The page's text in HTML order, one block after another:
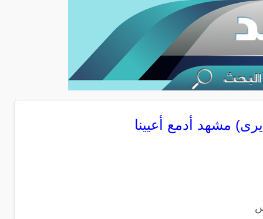
يرى) مشهد أدمع أعيينا